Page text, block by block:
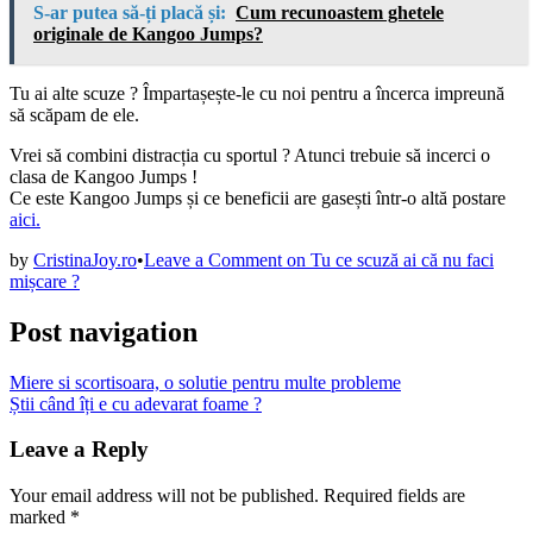
S-ar putea să-ți placă și: Cum recunoastem ghetele
originale de Kangoo Jumps?
Tu ai alte scuze ? Împartașește-le cu noi pentru a încerca impreună
să scăpam de ele.
Vrei să combini distracția cu sportul ? Atunci trebuie să incerci o
clasa de Kangoo Jumps !
Ce este Kangoo Jumps și ce beneficii are gasești într-o altă postare
aici.
by CristinaJoy.ro•Leave a Comment on Tu ce scuză ai că nu faci
mișcare ?
Post navigation
Miere si scortisoara, o solutie pentru multe probleme
Știi când îți e cu adevarat foame ?
Leave a Reply
Your email address will not be published. Required fields are
marked *